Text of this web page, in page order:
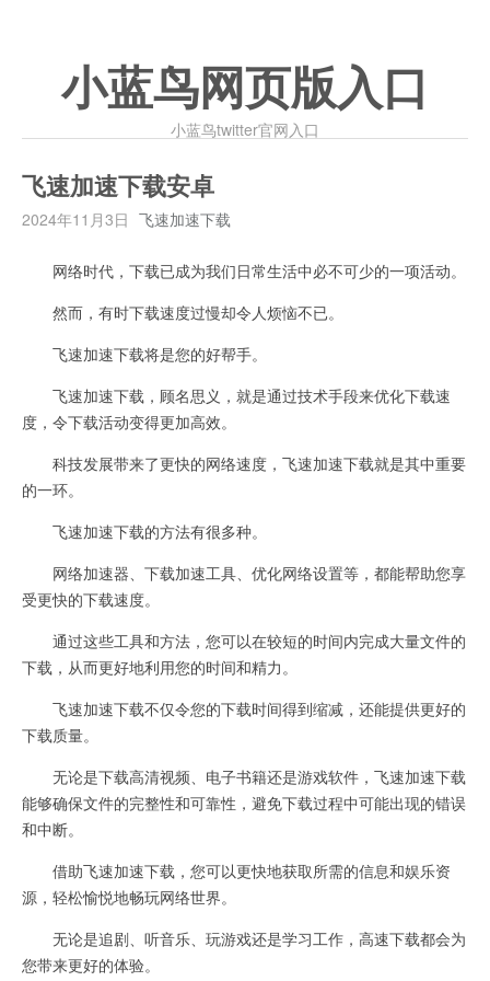
小蓝鸟网页版入口
小蓝鸟twitter官网入口
飞速加速下载安卓
2024年11月3日 飞速加速下载
网络时代，下载已成为我们日常生活中必不可少的一项活动。
然而，有时下载速度过慢却令人烦恼不已。
飞速加速下载将是您的好帮手。
飞速加速下载，顾名思义，就是通过技术手段来优化下载速
度，令下载活动变得更加高效。
科技发展带来了更快的网络速度，飞速加速下载就是其中重要
的一环。
飞速加速下载的方法有很多种。
网络加速器、下载加速工具、优化网络设置等，都能帮助您享
受更快的下载速度。
通过这些工具和方法，您可以在较短的时间内完成大量文件的
下载，从而更好地利用您的时间和精力。
飞速加速下载不仅令您的下载时间得到缩减，还能提供更好的
下载质量。
无论是下载高清视频、电子书籍还是游戏软件，飞速加速下载
能够确保文件的完整性和可靠性，避免下载过程中可能出现的错误
和中断。
借助飞速加速下载，您可以更快地获取所需的信息和娱乐资
源，轻松愉悦地畅玩网络世界。
无论是追剧、听音乐、玩游戏还是学习工作，高速下载都会为
您带来更好的体验。